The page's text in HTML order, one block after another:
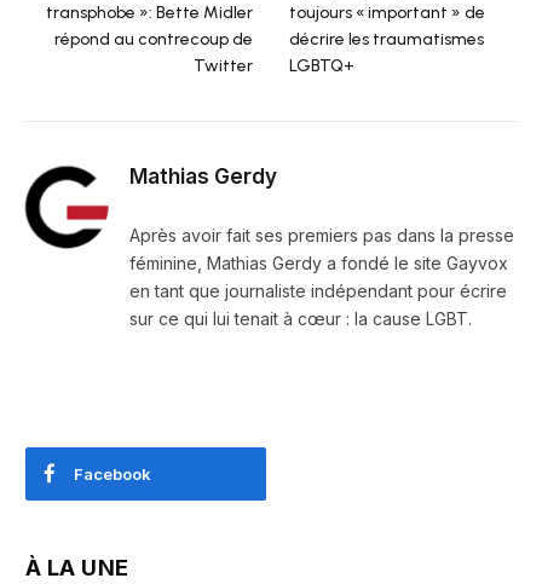
transphobe »: Bette Midler
répond au contrecoup de
Twitter
toujours « important » de
décrire les traumatismes
LGBTQ+
Mathias Gerdy
Après avoir fait ses premiers pas dans la presse
féminine, Mathias Gerdy a fondé le site Gayvox
en tant que journaliste indépendant pour écrire
sur ce qui lui tenait à cœur : la cause LGBT.
Facebook
À LA UNE